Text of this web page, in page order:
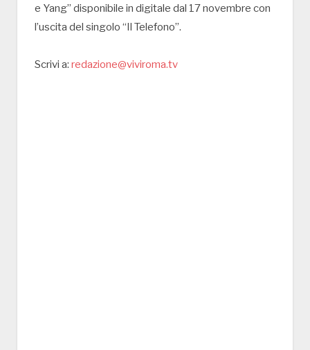
e Yang” disponibile in digitale dal 17 novembre con
l’uscita del singolo “Il Telefono”.
Scrivi a: redazione@viviroma.tv